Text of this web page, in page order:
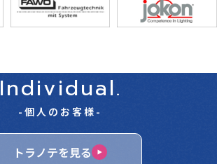
Individual.
-個人のお客様-
トラノテを見る